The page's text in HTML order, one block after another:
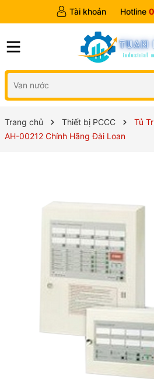
Tài khoản Hotline
Trang chủ Thiết bị PCCC
Tủ
AH-00212 Chính Hãng Đài Loan